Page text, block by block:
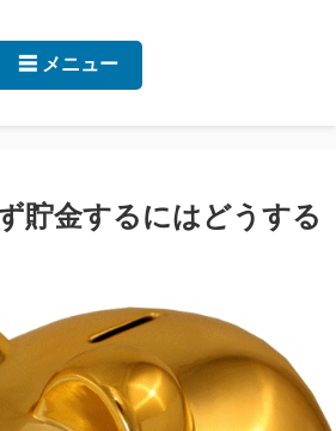
☰ メニュー
貯金するにはどうする